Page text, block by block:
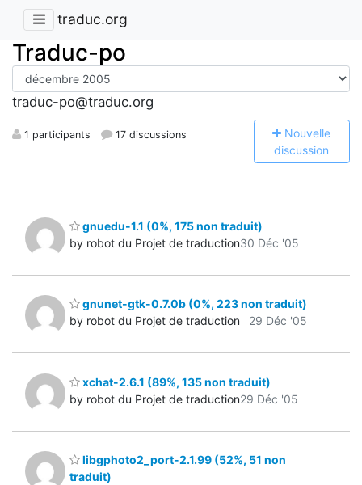
traduc.org
Traduc-po
traduc-po@traduc.org
1 participants 17 discussions Nouvelle
discussion
gnuedu-1.1 (0%, 175 non traduit)
by robot du Projet de traduction30 Déc '05
gnunet-gtk-0.7.0b (0%, 223 non traduit)
by robot du Projet de traduction
29 Déc '05
xchat-2.6.1 (89%, 135 non traduit)
by robot du Projet de traduction29 Déc '05
libgphoto2_port-2.1.99 (52%, 51 non
traduit)